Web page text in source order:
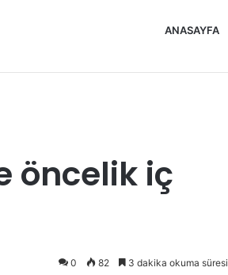
ANASAYFA
öncelik iç
0 82 3 dakika okuma süresi